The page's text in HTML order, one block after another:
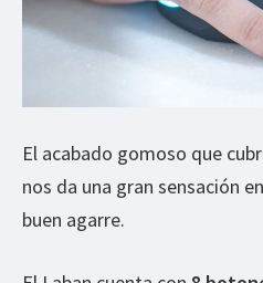
El acabado gomoso que
nos da una gran sensación
buen agarre.